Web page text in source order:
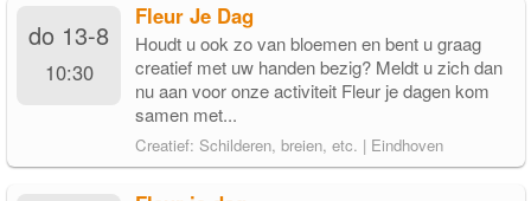
do 13-8
10:30
Fleur Je Dag
Houdt u ook zo van bloemen en bent u graag
creatief met uw handen bezig? Meldt u zich dan
nu aan voor onze activiteit Fleur je dagen kom
samen met...
Creatief: Schilderen, breien, etc. | Eindhoven